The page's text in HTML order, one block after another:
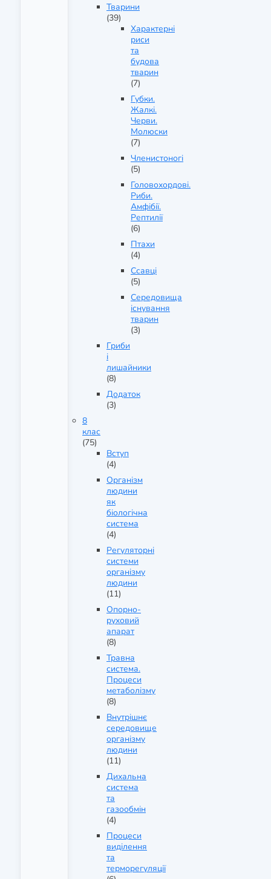
Тварини
(39)
Характерні
риси
та
будова
тварин
(7)
Губки.
Жалкі.
Черви.
Молюски
(7)
Членистоногі
(5)
Головохордові.
Риби.
Амфібії.
Рептилії
(6)
Птахи
(4)
Ссавці
(5)
Середовища
існування
тварин
(3)
Гриби
і
лишайники
(8)
Додаток
(3)
8
клас
(75)
Вступ
(4)
Організм
людини
як
біологічна
система
(4)
Регуляторні
системи
організму
людини
(11)
Опорно-
руховий
апарат
(8)
Травна
система.
Процеси
метаболізму
(8)
Внутрішнє
середовище
організму
людини
(11)
Дихальна
система
та
газообмін
(4)
Процеси
виділення
та
терморегуляції